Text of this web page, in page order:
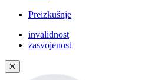
Preizkušnje
invalidnost
zasvojenost
✕